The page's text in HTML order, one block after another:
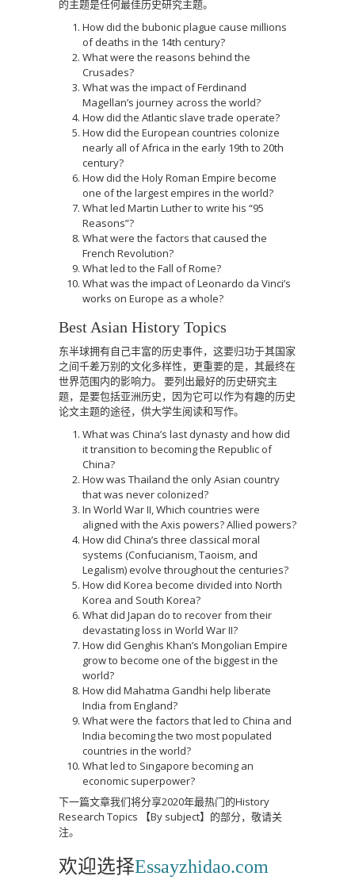
的主题是任何最佳历史研究主题。
How did the bubonic plague cause millions
of deaths in the 14th century?
What were the reasons behind the
Crusades?
What was the impact of Ferdinand
Magellan’s journey across the world?
How did the Atlantic slave trade operate?
How did the European countries colonize
nearly all of Africa in the early 19th to 20th
century?
How did the Holy Roman Empire become
one of the largest empires in the world?
What led Martin Luther to write his “95
Reasons”?
What were the factors that caused the
French Revolution?
What led to the Fall of Rome?
What was the impact of Leonardo da Vinci’s
works on Europe as a whole?
Best Asian History Topics
东半球拥有自己丰富的历史事件，这要归功于其国家
之间千差万别的文化多样性，更重要的是，其最终在
世界范围内的影响力。
要列出最好的历史研究主
题，是要包括亚洲历史，因为它可以作为有趣的历史
论文主题的途径，供大学生阅读和写作。
What was China’s last dynasty and how did
it transition to becoming the Republic of
China?
How was Thailand the only Asian country
that was never colonized?
In World War II, Which countries were
aligned with the Axis powers? Allied powers?
How did China’s three classical moral
systems (Confucianism, Taoism, and
Legalism) evolve throughout the centuries?
How did Korea become divided into North
Korea and South Korea?
What did Japan do to recover from their
devastating loss in World War II?
How did Genghis Khan’s Mongolian Empire
grow to become one of the biggest in the
world?
How did Mahatma Gandhi help liberate
India from England?
What were the factors that led to China and
India becoming the two most populated
countries in the world?
What led to Singapore becoming an
economic superpower?
下一篇文章我们将分享2020年最热门的History
Research Topics 【By subject】的部分，敬请关
注。
欢迎选择Essayzhidao.com